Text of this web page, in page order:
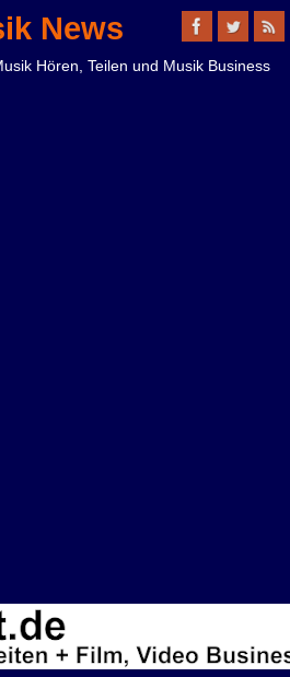
News
Hören, Teilen und Musik Business